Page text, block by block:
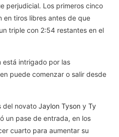
perjudicial. Los primeros cinco
en tiros libres antes de que
triple con 2:54 restantes en el
está intrigado por las
puede comenzar o salir desde
del novato Jaylon Tyson y Ty
un pase de entrada, en los
cuarto para aumentar su